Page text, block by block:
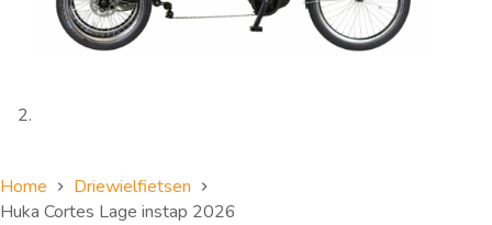
Home
Driewielfietsen
Huka Cortes Lage instap 2026